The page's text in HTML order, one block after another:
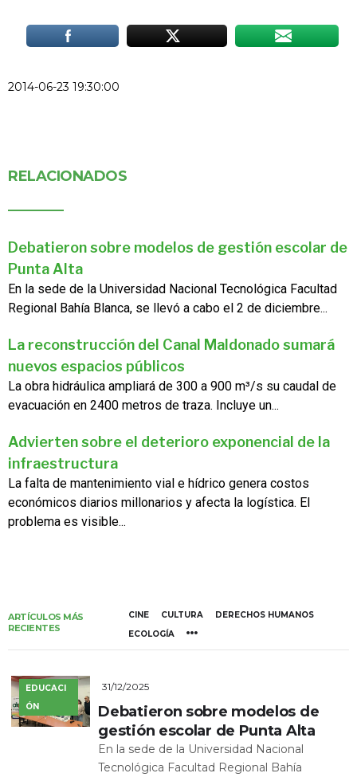
2014-06-23 19:30:00
RELACIONADOS
Debatieron sobre modelos de gestión escolar de
Punta Alta
En la sede de la Universidad Nacional Tecnológica Facultad
Regional Bahía Blanca, se llevó a cabo el 2 de diciembre...
La reconstrucción del Canal Maldonado sumará
nuevos espacios públicos
La obra hidráulica ampliará de 300 a 900 m³/s su caudal de
evacuación en 2400 metros de traza. Incluye un...
Advierten sobre el deterioro exponencial de la
infraestructura
La falta de mantenimiento vial e hídrico genera costos
económicos diarios millonarios y afecta la logística. El
problema es visible...
ARTÍCULOS MÁS
RECIENTES
CINE CULTURA
DERECHOS HUMANOS
ECOLOGÍA
EDUCACI
ÓN
31/12/2025
Debatieron sobre modelos de
gestión escolar de Punta Alta
En la sede de la Universidad Nacional
Tecnológica Facultad Regional Bahía